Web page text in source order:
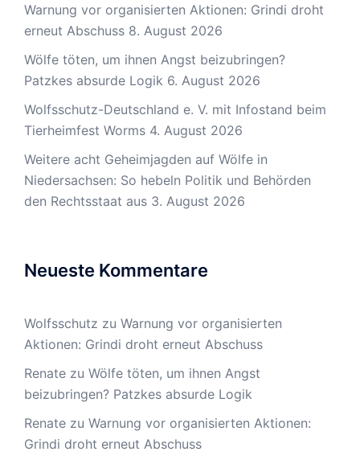
Warnung vor organisierten Aktionen: Grindi droht
erneut Abschuss 8. August 2026
Wölfe töten, um ihnen Angst beizubringen?
Patzkes absurde Logik 6. August 2026
Wolfsschutz-Deutschland e. V. mit Infostand beim
Tierheimfest Worms 4. August 2026
Weitere acht Geheimjagden auf Wölfe in
Niedersachsen: So hebeln Politik und Behörden
den Rechtsstaat aus 3. August 2026
Neueste Kommentare
Wolfsschutz zu Warnung vor organisierten
Aktionen: Grindi droht erneut Abschuss
Renate zu Wölfe töten, um ihnen Angst
beizubringen? Patzkes absurde Logik
Renate zu Warnung vor organisierten Aktionen:
Grindi droht erneut Abschuss